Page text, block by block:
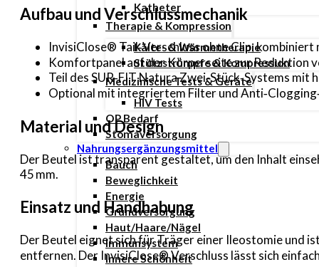
Katheter
Therapie & Kompression
Kälte- & Wärmetherapie
Stützstrümpfe & Kompression
Medizinische Tests & Geräte
HIV Tests
OP Bedarf
Stomaversorgung
Nahrungsergänzungsmittel
Bauch
Beweglichkeit
Energie
Grundversorgung
Haut/Haare/Nägel
Immunsystem
Innere Schönheit
Aufbau und Verschlussmechanik
InvisiClose® Tail‑Verschluss ohne Clip,
Komfortpanel auf der Körperseite zur Reduktion
Teil des SUR‑FIT Natura Zwei‑Stück‑Systems
Optional mit integriertem Filter und
Material und Design
Der Beutel ist transparent gestaltet, um den Inhalt
45 mm.
Einsatz und Handhabung
Der Beutel eignet sich für Träger einer Ileostomie und
entfernen. Der InvisiClose® Verschluss lässt sich